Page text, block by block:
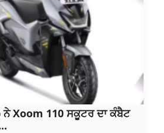
Xoom 110 ਸਕੂਟਰ ਦਾ ਕੰਬੈਟ